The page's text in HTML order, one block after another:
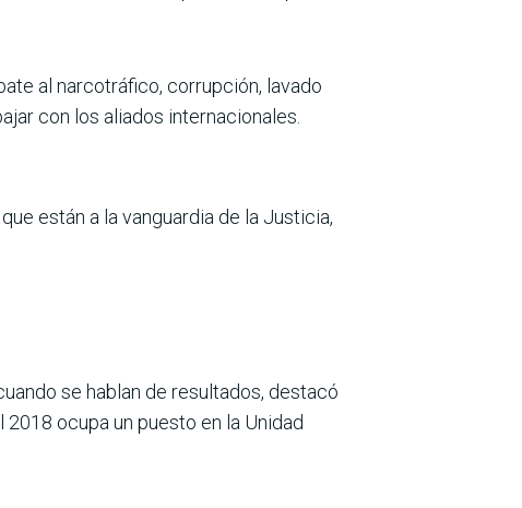
al narcotráfico, corrupción, lavado
con los aliados internacionales.
están a la vanguardia de la Justicia,
se hablan de resultados, destacó
ocupa un puesto en la Unidad